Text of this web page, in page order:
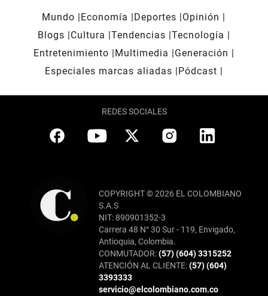
Mundo Economía Deportes
Opinión
Blogs
Cultura Tendencias Tecnología
Entretenimiento
Multimedia
Generación
Especiales marcas aliadas
Pódcast
REDES SOCIALES
COPYRIGHT © 2026 EL COLOMBIANO
S.A.S
NIT: 890901352-3
Carrera 48 N° 30 Sur - 119, Envigado,
Antioquia, Colombia.
CONMUTADOR:(57) (604) 3315252
ATENCIÓN AL CLIENTE:(57) (604)
3393333
servicio@elcolombiano.com.co